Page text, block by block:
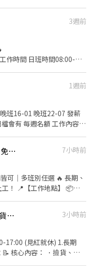
🎁 超優福利
園／新北／新竹都有 (☞ﾟ
・免學歷，新手友善 (☞ﾟ
)☞ 💰 全勤獎金1000元
🕐 上班時間
二日（休六日） ☀️ 日班｜
班｜18:00－03:00
🏢 工作內容
／包裝／貼標 💡 流程單純
📍 上班地
音區寶倉街
🚌 交通超方
駁｜多站點｜站站可上 👉
：永豐銀行 資金上若有
可以👇
米絲蒂 ☀️加入官
姓名＋電話＋截圖應徵的
hM3DrLL
3週前
日班時間08:00-
音 ⭐️交通車地點:全台灣!!!!
#高額週領一萬 #現
工
方：tseng0411 電
1週前
班16-01 晚班22-07 發薪
會有 每週名額 工作內容
🔥 高時薪240元｜觀音長期短期｜免經驗可🔥｜ 快速上工🚀
7小時前
班別任選 🔥 長期、
】 📦
✔ 韓國
存盤點 ✔ 理貨等倉儲作
💰250/H【知名德商電子大廠】撿貨盤點人員｜桃園觀音 #長短期皆可
3小時前